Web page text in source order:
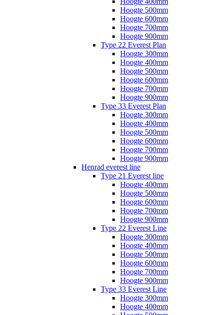
Hoogte 500mm
Hoogte 600mm
Hoogte 700mm
Hoogte 900mm
Type 22 Everest Plan
Hoogte 300mm
Hoogte 400mm
Hoogte 500mm
Hoogte 600mm
Hoogte 700mm
Hoogte 900mm
Type 33 Everest Plan
Hoogte 300mm
Hoogte 400mm
Hoogte 500mm
Hoogte 600mm
Hoogte 700mm
Hoogte 900mm
Henrad everest line
Type 21 Everest line
Hoogte 400mm
Hoogte 500mm
Hoogte 600mm
Hoogte 700mm
Hoogte 900mm
Type 22 Everest Line
Hoogte 300mm
Hoogte 400mm
Hoogte 500mm
Hoogte 600mm
Hoogte 700mm
Hoogte 900mm
Type 33 Everest Line
Hoogte 300mm
Hoogte 400mm